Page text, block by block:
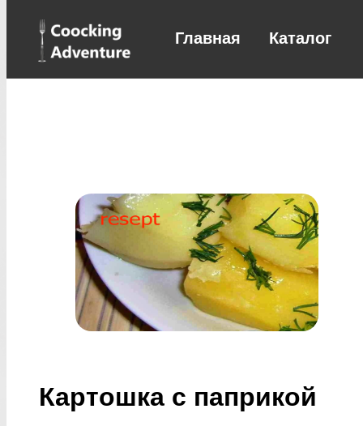
Главная Каталог
Картошка с паприкой